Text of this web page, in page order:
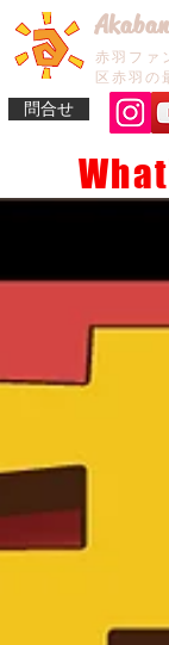
問合せ
赤羽ファ
区赤羽の